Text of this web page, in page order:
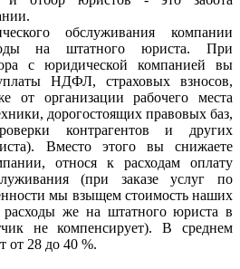
обслуживания компании
на штатного юриста. При
с юридической компанией вы
НДФЛ, страховых взносов,
от организации рабочего места
дорогостоящих правовых баз,
контрагентов и других
Вместо этого вы снижаете
относя к расходам оплату
(при заказе услуг по
мы взыщем стоимость наших
же на штатного юриста в
не компенсирует). В среднем
от 28 до 40 %.